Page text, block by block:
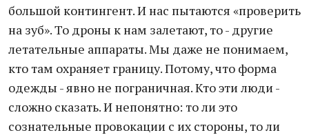
большой контингент. И нас пытаются «проверить
на зуб». То дроны к нам залетают, то - другие
летательные аппараты. Мы даже не понимаем,
кто там охраняет границу. Потому, что форма
одежды - явно не пограничная. Кто эти люди -
сложно сказать. И непонятно: то ли это
сознательные провокации с их стороны, то ли